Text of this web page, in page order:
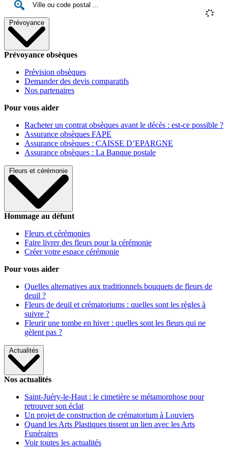
Prévoyance
Prévoyance obsèques
Prévision obsèques
Demander des devis comparatifs
Nos partenaires
Pour vous aider
Racheter un contrat obsèques avant le décès : est-ce possible ?
Assurance obsèques FAPE
Assurance obsèques : CAISSE D’EPARGNE
Assurance obsèques : La Banque postale
Fleurs et cérémonie
Hommage au défunt
Fleurs et cérémonies
Faire livrer des fleurs pour la cérémonie
Créer votre espace cérémonie
Pour vous aider
Quelles alternatives aux traditionnels bouquets de fleurs de
deuil ?
Fleurs de deuil et crématoriums : quelles sont les règles à
suivre ?
Fleurir une tombe en hiver : quelles sont les fleurs qui ne
gèlent pas ?
Actualités
Nos actualités
Saint-Juéry-le-Haut : le cimetière se métamorphose pour
retrouver son éclat
Un projet de construction de crématorium à Louviers
Quand les Arts Plastiques tissent un lien avec les Arts
Funéraires
Voir toutes les actualités